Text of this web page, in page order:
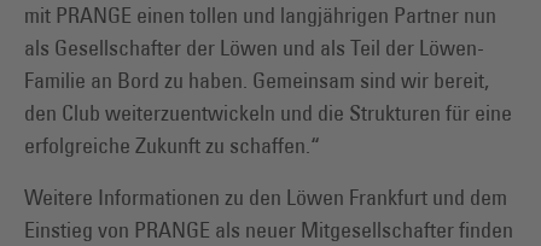
mit PRANGE einen tollen und langjährigen Partner nun
als Gesellschafter der Löwen und als Teil der Löwen-
Familie an Bord zu haben. Gemeinsam sind wir bereit,
den Club weiterzuentwickeln und die Strukturen für eine
erfolgreiche Zukunft zu schaffen.“
Weitere Informationen zu den Löwen Frankfurt und dem
Einstieg von PRANGE als neuer Mitgesellschafter finden